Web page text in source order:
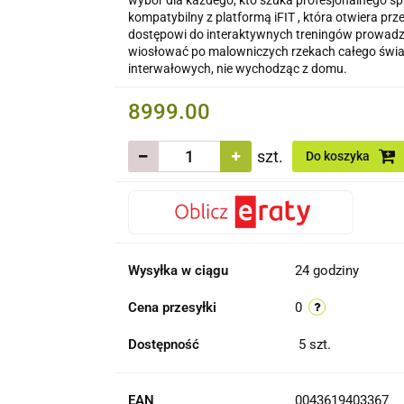
kompatybilny z platformą iFIT , która otwiera
dostępowi do interaktywnych treningów
wiosłować po malowniczych rzekach całego
interwałowych, nie wychodząc z domu.
8999.00
szt. Do koszyka
Wysyłka w ciągu 24 godziny
Cena przesyłki 0
Dostępność 5 szt.
EAN 0043619403367